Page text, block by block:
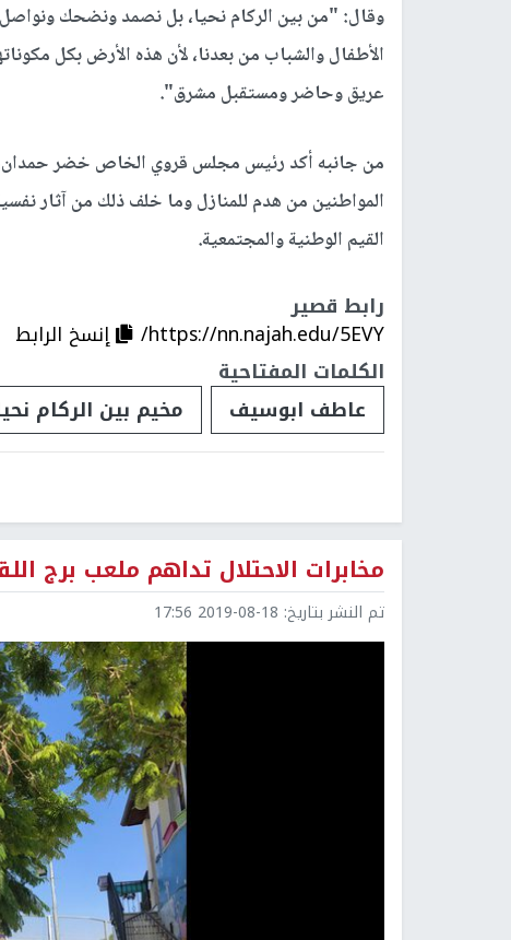
وقال: "من بين الركام نحيا، بل نصمد ونضحك
الأطفال والشباب من بعدنا، لأن هذه الأرض بكل
عريق وحاضر ومستقبل مشرق".
من جانبه أكد رئيس مجلس قروي الخاص خضر حمدان،
المواطنين من هدم للمنازل وما خلف ذلك من آثار
القيم الوطنية والمجتمعية.
رابط قصير
https://nn.najah.edu/5EVY/
إنسخ الرابط
الكلمات المفتاحية
عاطف ابوسيف
مخيم بين الركام
مخابرات الاحتلال تداهم ملعب برج
تم النشر بتاريخ: 2019-08-18 17:56